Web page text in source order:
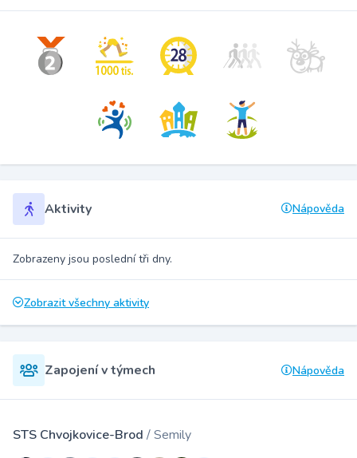
Aktivity Nápověda
Zobrazeny jsou poslední tři dny.
Zobrazit všechny aktivity
Zapojení v týmech Nápověda
STS Chvojkovice-Brod / Semily